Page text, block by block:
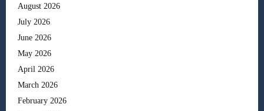
August 2026
July 2026
June 2026
May 2026
April 2026
March 2026
February 2026